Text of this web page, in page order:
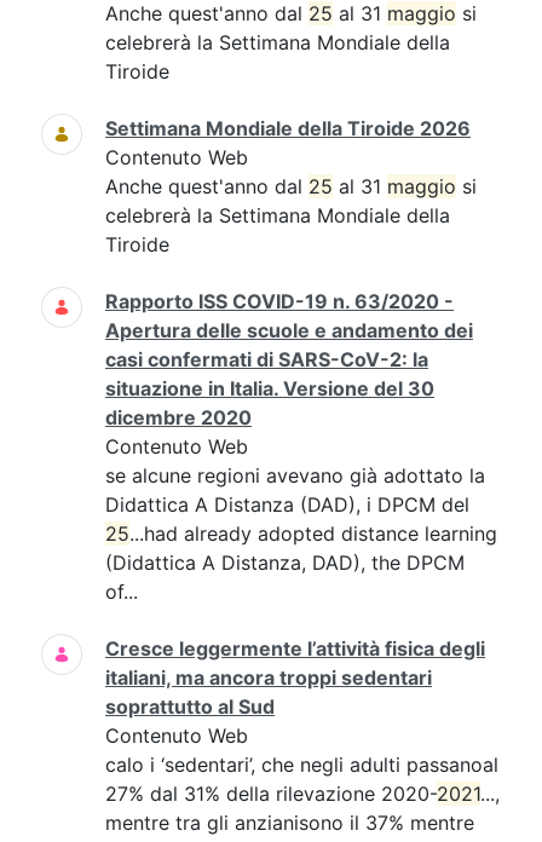
Anche quest'anno dal 25 al 31 maggio si
celebrerà la Settimana Mondiale della
Tiroide
Settimana Mondiale della Tiroide 2026
Contenuto Web
Anche quest'anno dal 25 al 31 maggio si
celebrerà la Settimana Mondiale della
Tiroide
Rapporto ISS COVID-19 n. 63/2020 -
Apertura delle scuole e andamento dei
casi confermati di SARS-CoV-2: la
situazione in Italia. Versione del 30
dicembre 2020
Contenuto Web
se alcune regioni avevano già adottato la
Didattica A Distanza (DAD), i DPCM del
25...had already adopted distance learning
(Didattica A Distanza, DAD), the DPCM
of...
Cresce leggermente l’attività fisica degli
italiani, ma ancora troppi sedentari
soprattutto al Sud
Contenuto Web
calo i ‘sedentari’, che negli adulti passanoal
27% dal 31% della rilevazione 2020-2021...,
mentre tra gli anzianisono il 37% mentre